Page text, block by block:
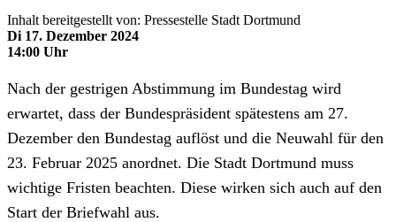
Inhalt bereitgestellt von: Pressestelle Stadt Dortmund
Di 17. Dezember 2024
14:00 Uhr
Nach der gestrigen Abstimmung im Bundestag wird
erwartet, dass der Bundespräsident spätestens am 27.
Dezember den Bundestag auflöst und die Neuwahl für den
23. Februar 2025 anordnet. Die Stadt Dortmund muss
wichtige Fristen beachten. Diese wirken sich auch auf den
Start der Briefwahl aus.